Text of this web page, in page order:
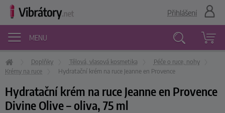
MENU
Vyhledávání
Přihlášení
Doplňky Tělová, vlasová kosmetika
Péče o ruce, nohy
Krémy na ruce
Hydratační krém na ruce Jeanne en Provence
Hydratační krém na ruce Jeanne en Provence
Divine Olive – oliva, 75 ml